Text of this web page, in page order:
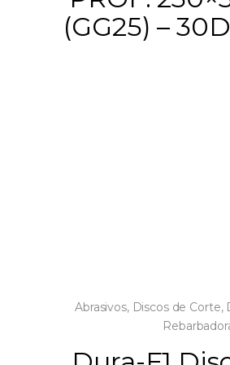
(GG25) –
Abrasivos, Discos de Corte,